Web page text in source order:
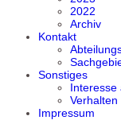
2022
Archiv
Kontakt
Sonstiges
Interesse
Verhalten
Impressum